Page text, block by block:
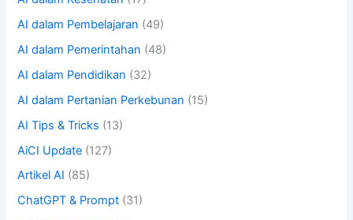
AI dalam Pembelajaran (49)
AI dalam Pemerintahan (48)
AI dalam Pendidikan (32)
AI dalam Pertanian Perkebunan (15)
AI Tips & Tricks (13)
AiCI Update (127)
Artikel AI (85)
ChatGPT & Prompt (31)